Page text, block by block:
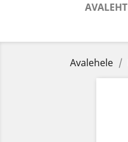
AVALEHT
Avalehele